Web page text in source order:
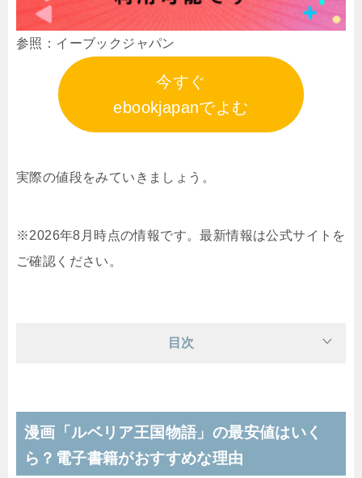
参照：イーブックジャパン
今すぐ
ebookjapanでよむ
実際の値段をみていきましょう。
※2026年8月時点の情報です。最新情報は公式サイトを
ご確認ください。
目次
漫画「ルベリア王国物語」の最安値はいく
ら？電子書籍がおすすめな理由